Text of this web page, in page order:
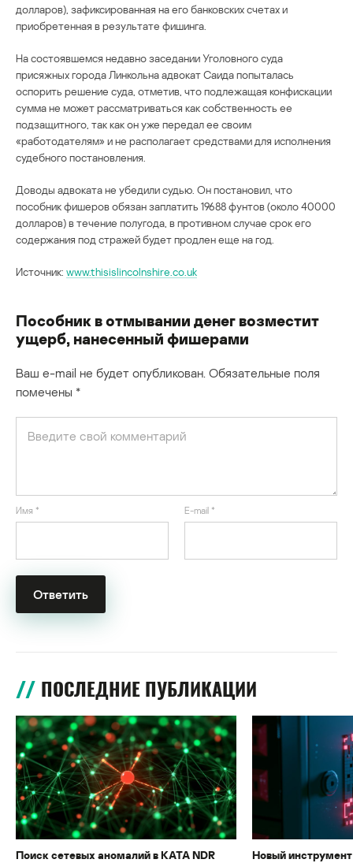
долларов), зафиксированная на его банковских счетах и
приобретенная в результате фишинга.
На состоявшемся недавно заседании Уголовного суда
присяжных города Линкольна адвокат Саида попыталась
оспорить решение суда, отметив, что подлежащая конфискации
сумма не может рассматриваться как собственность ее
подзащитного, так как он уже передал ее своим
«работодателям» и не располагает средствами для исполнения
судебного постановления.
Доводы адвоката не убедили судью. Он постановил, что
пособник фишеров обязан заплатить 19688 фунтов (около 40000
долларов) в течение полугода, в противном случае срок его
содержания под стражей будет продлен еще на год.
Источник: www.thisislincolnshire.co.uk
Пособник в отмывании денег возместит
ущерб, нанесенный фишерами
Ваш e-mail не будет опубликован. Обязательные поля
помечены *
Имя * E-mail *
ПОСЛЕДНИЕ ПУБЛИКАЦИИ
Поиск сетевых аномалий в KATA NDR
Новый